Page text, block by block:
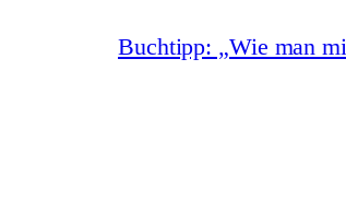
Buchtipp: „Wie man